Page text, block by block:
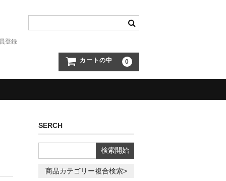
登録
カートの中 0
SERCH
商品カテゴリー複合検索>